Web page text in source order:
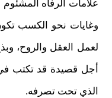
علامات الرفاه
وغايات نحو الكسب
لعمل العقل والروح،
أجل قصيدة قد تكتب
الذي تحت تصرفه.